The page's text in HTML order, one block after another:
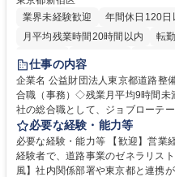
業界未経験歓迎
年間休日120日
月平均残業時間20時間以内
転
研修あり
退職金あり
駅近5分以内
資格取得手当あり
仕事の内容
企業名 公益財団法人東京都道路整備保全公社 求人名 【
合職（事務）◇残業月平均9時間未満／有給
社の総合職として、ジョブローテ
等のフロント部門の部署等幅広い
制度やキャリア支援が充実しております！
管理部門：広報、人事、経理など
門：駐車場の新規開拓、管理運営
必要な経験・能力等
必要な経験・能力等 【歓迎】営業
経験者で、道路事業のゼネラリス
風】社内関係部署や東京都と連携